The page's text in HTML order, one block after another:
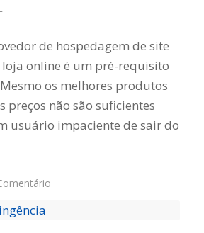
de hospedagem de site
online é um pré-requisito
os melhores produtos
preços não são suficientes
usuário impaciente de sair do